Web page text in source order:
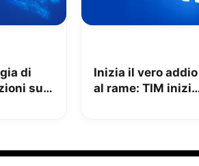
di
su
Inizia il vero addio
al rame: TIM inizia